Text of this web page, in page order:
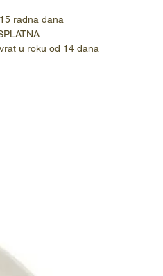
radna dana
u roku od 14 dana